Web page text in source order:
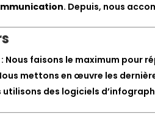
. Depuis, nous
: Nous faisons le maximum pour
mettons en œuvre les
utilisons des logiciels